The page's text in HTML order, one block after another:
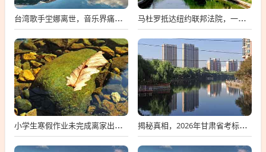
台湾歌手坣娜离世，音乐界痛失璀璨之星 马杜罗抵达纽约联邦法院，一场备受瞩目的司法之旅
小学生寒假作业未完成离家出走，深度探究背后的原因与应对策略 揭秘真相，2026年甘肃省考标准答案不实传闻背后的真相探索